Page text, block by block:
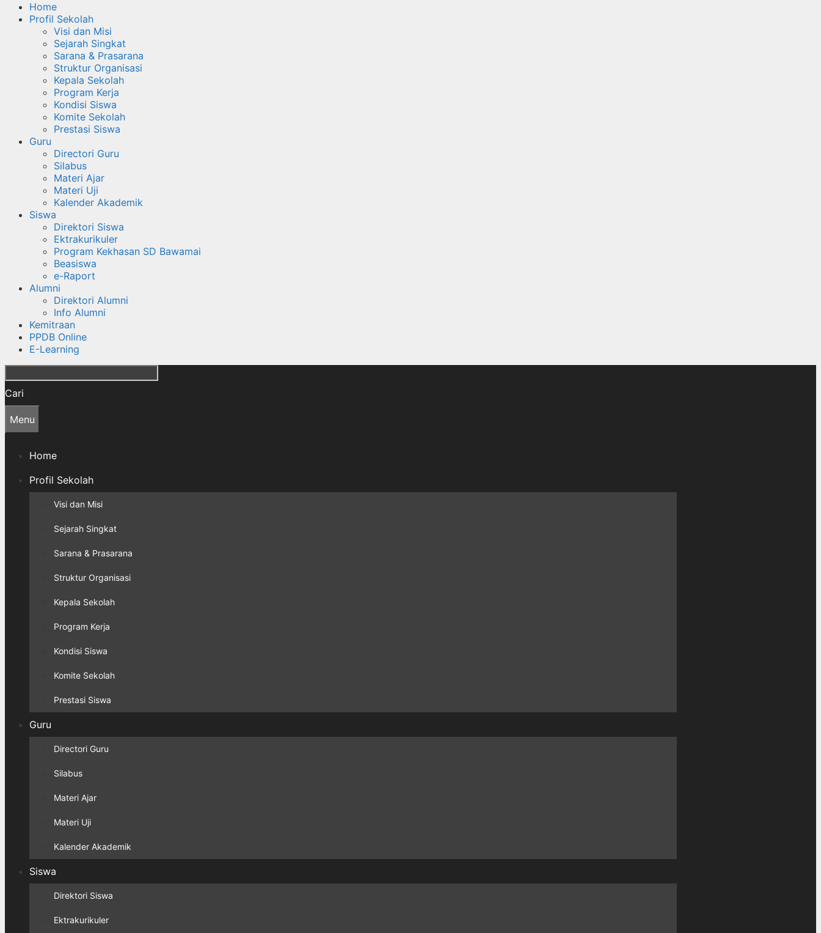
Home
Profil Sekolah
Visi dan Misi
Sejarah Singkat
Sarana & Prasarana
Struktur Organisasi
Kepala Sekolah
Program Kerja
Kondisi Siswa
Komite Sekolah
Prestasi Siswa
Guru
Directori Guru
Silabus
Materi Ajar
Materi Uji
Kalender Akademik
Siswa
Direktori Siswa
Ektrakurikuler
Program Kekhasan SD Bawamai
Beasiswa
e-Raport
Alumni
Direktori Alumni
Info Alumni
Kemitraan
PPDB Online
E-Learning
Cari
Menu
Home
Profil Sekolah
Visi dan Misi
Sejarah Singkat
Sarana & Prasarana
Struktur Organisasi
Kepala Sekolah
Program Kerja
Kondisi Siswa
Komite Sekolah
Prestasi Siswa
Guru
Directori Guru
Silabus
Materi Ajar
Materi Uji
Kalender Akademik
Siswa
Direktori Siswa
Ektrakurikuler